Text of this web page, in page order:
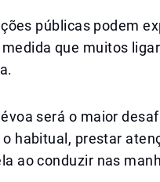
públicas podem
que muitos
será o maior
habitual, prestar
ao conduzir nas